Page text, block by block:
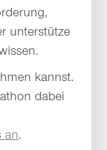
unterstütze
kannst.
dabei
an